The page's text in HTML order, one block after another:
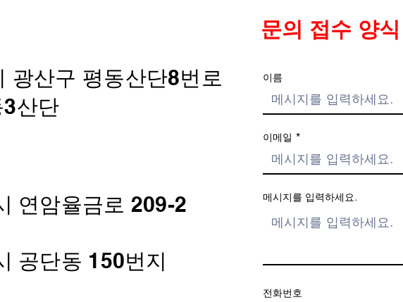
문의 접수 양식
이름
이메일
메시지를 입력하세요.
전화번호
광산구 평동산단8번로
산단
연암율금로 209-2
공단동 150번지